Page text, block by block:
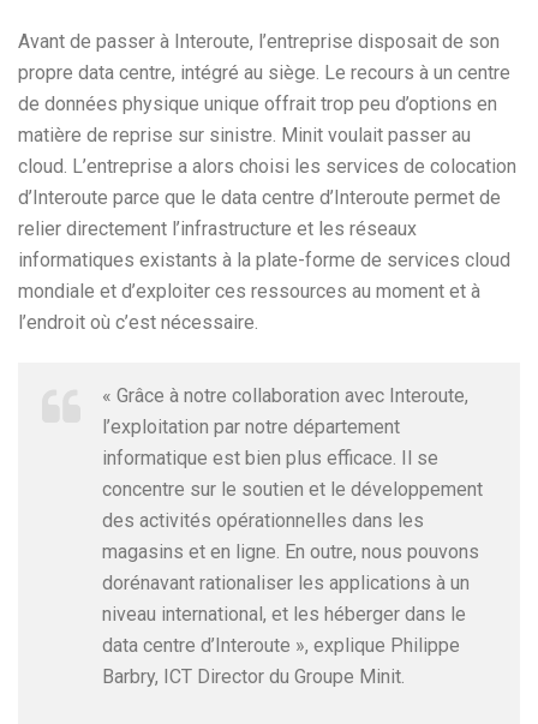
Avant de passer à Interoute, l’entreprise disposait de son
propre data centre, intégré au siège. Le recours à un centre
de données physique unique offrait trop peu d’options en
matière de reprise sur sinistre. Minit voulait passer au
cloud. L’entreprise a alors choisi les services de colocation
d’Interoute parce que le data centre d’Interoute permet de
relier directement l’infrastructure et les réseaux
informatiques existants à la plate-forme de services cloud
mondiale et d’exploiter ces ressources au moment et à
l’endroit où c’est nécessaire.
« Grâce à notre collaboration avec Interoute,
l’exploitation par notre département
informatique est bien plus efficace. Il se
concentre sur le soutien et le développement
des activités opérationnelles dans les
magasins et en ligne. En outre, nous pouvons
dorénavant rationaliser les applications à un
niveau international, et les héberger dans le
data centre d’Interoute », explique Philippe
Barbry, ICT Director du Groupe Minit.